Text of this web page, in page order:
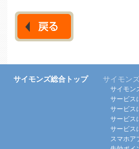
サイモンズ総合トップ サイモン
サイモン
サービス
サービス
サービス
サービス
スマホア